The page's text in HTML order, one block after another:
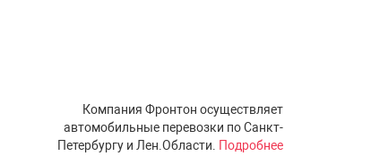
Компания Фронтон осуществляет
автомобильные перевозки по Санкт-
Петербургу и Лен.Области.
Подробнее